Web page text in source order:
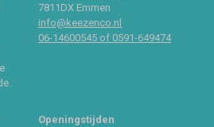
7811DX Emmen
info@keezenco.nl
06-14600545 of 0591-649474
Openingstijden